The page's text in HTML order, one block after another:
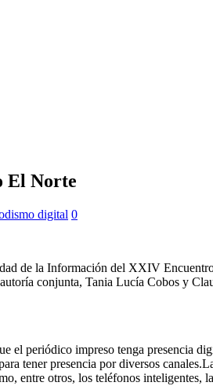
El Norte
digital 0
de la Información del XXIV
conjunta, Tania Lucía Cobos y
el periódico impreso tenga presencia
tener presencia por diversos
entre otros, los teléfonos inteligentes,